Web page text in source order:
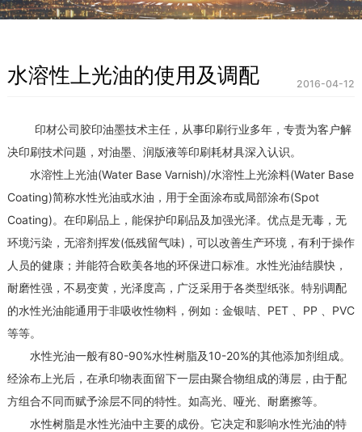
水溶性上光油的使用及调配 2016-04-12
印材公司胶印油墨技术主任，从事印刷行业多年，专责为客户解
决印刷技术问题，对油墨、润版液等印刷耗材具深入认识。
水溶性上光油(Water Base Varnish)/水溶性上光涂料(Water Base
Coating)简称水性光油或水油，用于全面涂布或局部涂布(Spot
Coating)。在印刷品上，能保护印刷品及加强光泽。优点是无毒，无
环境污染，无溶剂挥发(低残留气味)，可以改善生产环境，有利于操作
人员的健康；并能符合欧美各地的环保进口标准。水性光油结膜快，
耐磨性强，不易变黄，光泽度高，广泛采用于各类型纸张。特别调配
的水性光油能通用于非吸收性物料，例如：金银咭、PET 、PP 、PVC
等等。
水性光油一般有80-90%水性树脂及10-20%的其他添加剂组成。
经涂布上光后，在承印物表面留下一层由聚合物组成的薄层，由于配
方组合不同而赋予涂层不同的特性。如高光、哑光、耐磨擦等。
水性树脂是水性光油中主要的成份。它决定和影响水性光油的特